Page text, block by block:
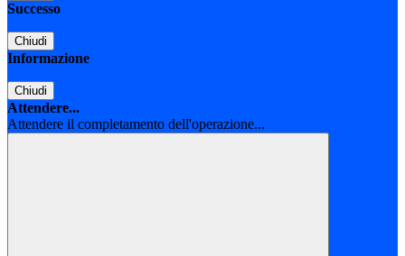
Successo
Chiudi
Informazione
Chiudi
Attendere...
Attendere il completamento dell'operazione...